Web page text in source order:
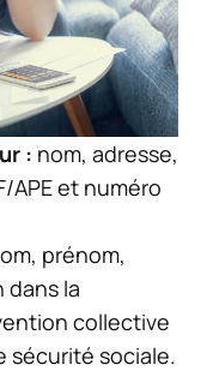
: nom, adresse,
APE et numéro
prénom,
la
collective
sécurité sociale.